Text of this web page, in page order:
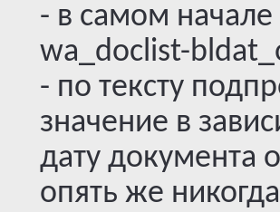
- в самом
wa_doclist-
- по тексту
значение в
дату документа
опять же